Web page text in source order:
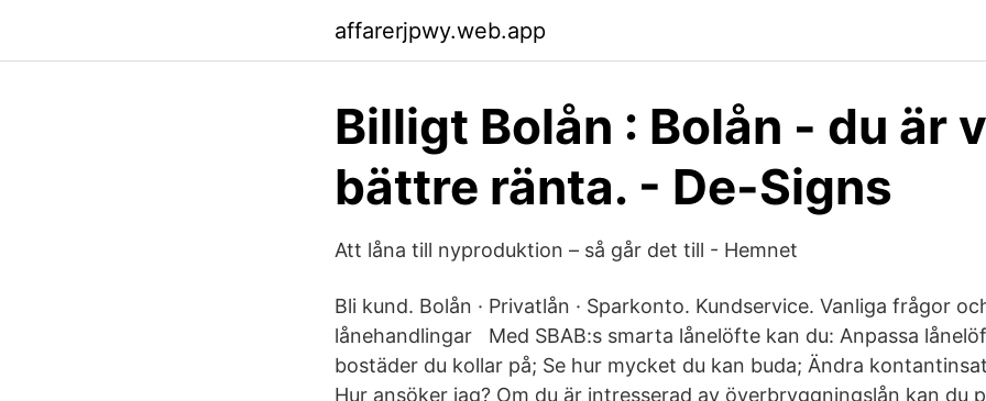
affarerjpwy.web.app
Billigt Bolån : Bolån - du är
bättre ränta. - De-Signs
Att låna till nyproduktion – så går det till - Hemnet
Bli kund. Bolån · Privatlån · Sparkonto. Kundservice. Vanliga frågor
lånehandlingar Med SBAB:s smarta lånelöfte kan du: Anpassa
bostäder du kollar på; Se hur mycket du kan buda; Ändra
Hur ansöker jag? Om du är intresserad av överbryggningslån kan du